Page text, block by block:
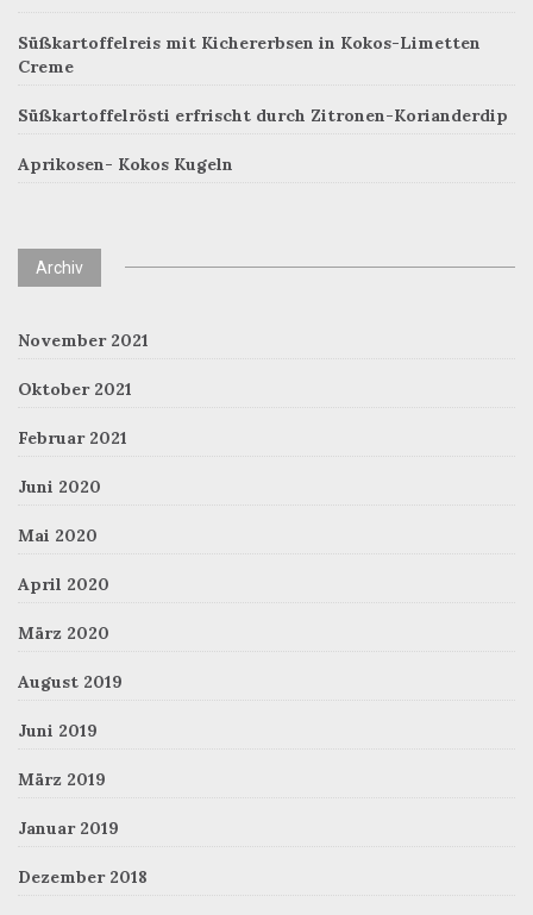
Süßkartoffelreis mit Kichererbsen in Kokos-Limetten
Creme
Süßkartoffelrösti erfrischt durch Zitronen-Korianderdip
Aprikosen- Kokos Kugeln
Archiv
November 2021
Oktober 2021
Februar 2021
Juni 2020
Mai 2020
April 2020
März 2020
August 2019
Juni 2019
März 2019
Januar 2019
Dezember 2018